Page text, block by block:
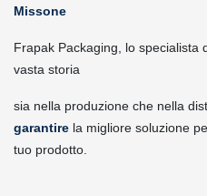
Missone
Frapak Packaging, lo specialista
vasta storia
sia nella produzione che nella
garantire la migliore soluzione
tuo prodotto.